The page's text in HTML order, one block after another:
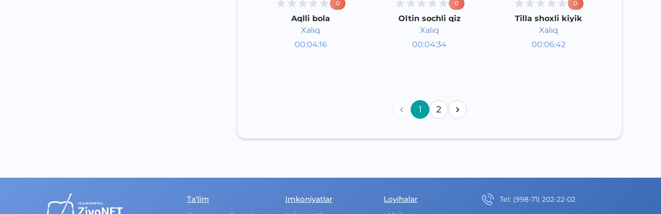
0
Aqlli bola
Xalıq
00:04:16
Audioertaklar
0
Oltin sochli qiz
Xalıq
00:04:34
Audioertaklar
0
Tilla shoxli kiyik
Xalıq
00:06:42
Audioertaklar
1 2
Ta‘lim Imkoniyatlar Loyihalar Теl: (998-71) 202-22-02